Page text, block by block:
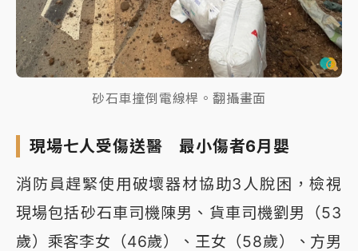
砂石車撞倒電線桿。翻攝畫面
現場七人受傷送醫 最小傷者6月嬰
消防員趕緊使用破壞器材協助3人脫困，檢視
現場包括砂石車司機陳男、貨車司機劉男（53
歲）乘客李女（46歲）、王女（58歲）、方男